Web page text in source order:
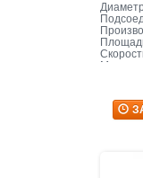
Масса